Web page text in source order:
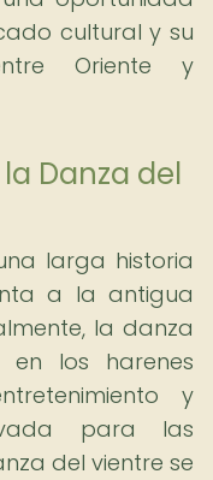
cultural y su
Oriente y
Danza del
larga historia
a la antigua
la danza
los harenes
y
para las
del vientre se